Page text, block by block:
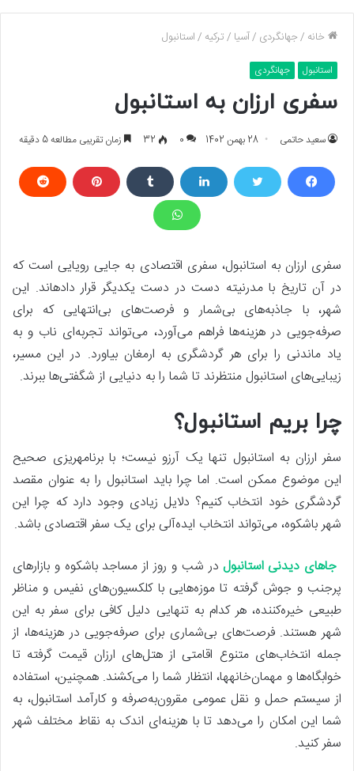
خانه /جهانگردی /آسیا /ترکیه /استانبول
استانبول جهانگردی
سفری ارزان به استانبول
سعید حاتمی 28 بهمن 1402 0
32 زمان تقریبی مطالعه 5 دقیقه
سفری ارزان به استانبول، سفری اقتصادی به جایی رویایی است که
در آن تاریخ با مدرنیته دست ‌در‌ دست یکدیگر قرار داده­اند. این
شهر، با جاذبه‌های بی‌شمار و فرصت‌های بی‌انتهایی که برای
صرفه‌جویی در هزینه‌ها فراهم می‌آورد، می‌تواند تجربه‌ای ناب و به
یاد ماندنی را برای هر گردشگری به ارمغان بیاورد. در این مسیر،
زیبایی‌های استانبول منتظرند تا شما را به دنیایی از شگفتی‌ها ببرند.
چرا بریم استانبول؟
سفر ارزان به استانبول تنها یک آرزو نیست؛ با برنامه­ریزی صحیح
این موضوع ممکن است. اما چرا باید استانبول را به عنوان مقصد
گردشگری خود انتخاب کنیم؟ دلایل زیادی وجود دارد که چرا این
شهر باشکوه، می‌تواند انتخاب ایده‌آلی برای یک سفر اقتصادی باشد.
جاهای دیدنی استانبول در شب و روز از مساجد باشکوه و بازارهای
پرجنب و جوش گرفته تا موزه‌هایی با کلکسیون‌های نفیس و مناظر
طبیعی خیره‌کننده، هر کدام به تنهایی دلیل کافی برای سفر به این
شهر هستند. فرصت‌های بی‌شماری برای صرفه‌جویی در هزینه‌ها، از
جمله انتخاب‌های متنوع اقامتی از هتل‌های ارزان قیمت گرفته تا
خوابگاه‌ها و مهمان‌خانه­ها، انتظار شما را می‌کشند. همچنین، استفاده
از سیستم حمل و نقل عمومی مقرون‌به‌صرفه و کارآمد استانبول، به
شما این امکان را می‌دهد تا با هزینه‌ای اندک به نقاط مختلف شهر
سفر کنید.